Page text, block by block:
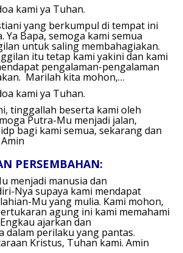
kami ya Tuhan.
yang berkumpul di tempat ini
Ya Bapa, semoga kami semua
untuk saling membahagiakan.
itu tetap kami yakini dan kami
pengalaman-pengalaman
Marilah kita mohon,…
kami ya Tuhan.
tinggallah beserta kami oleh
Putra-Mu menjadi jalan,
bagi kami semua, sekarang dan
Amin
PERSEMBAHAN:
menjadi manusia dan
Nya supaya kami mendapat
Mu yang mulia. Kami mohon,
agung ini kami memahami
ajarkan dan
dalam perilaku yang pantas.
Kristus, Tuhan kami. Amin